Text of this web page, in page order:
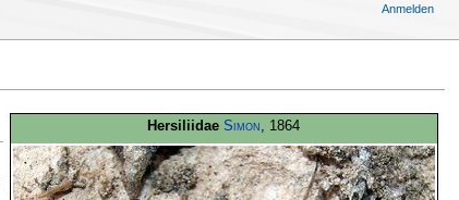
HersiliidaeSimon, 1864
Anmelden